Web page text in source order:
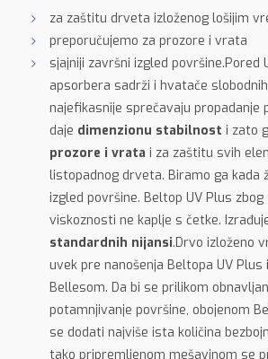
za zaštitu drveta izloženog lošijim
preporučujemo za prozore i vrata
sjajniji završni izgled površine.Pored
apsorbera sadrži i hvatače
najefikasnije sprečavaju propadanje
daje dimenzionu stabilnost i zato
prozore i vrata i za zaštitu svih
listopadnog drveta. Biramo ga kada
izgled površine. Beltop UV Plus
viskoznosti ne kaplje s četke.
standardnih nijansi.Drvo izloženo
uvek pre nanošenja Beltopa UV
Bellesom. Da bi se prilikom
potamnjivanje površine, obojenom
se dodati najviše ista količina
tako pripremljenom mešavinom se